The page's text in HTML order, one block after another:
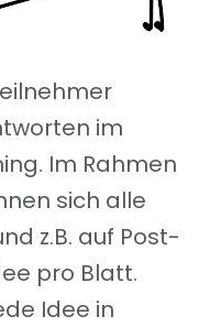
im
Im Rahmen
sich alle
z.B. auf Post-
pro Blatt.
Idee in